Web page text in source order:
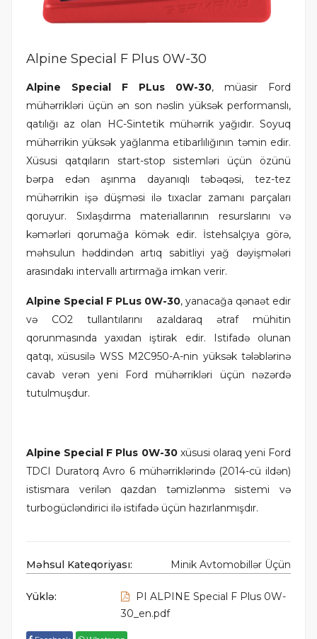
Alpine Special F Plus 0W-30
Alpine Special F PLus 0W-30, müasir Ford
mühərrikləri üçün ən son nəslin yüksək performanslı,
qatılığı az olan HC-Sintetik mühərrik yağıdır. Soyuq
mühərrikin yüksək yağlanma etibarlılığının təmin edir.
Xüsusi qatqıların start-stop sistemləri üçün özünü
bərpa edən aşınma dayanıqlı təbəqəsi, tez-tez
mühərrikin işə düşməsi ilə tıxaclar zamanı parçaları
qoruyur. Sıxlaşdırma materiallarının resurslarını və
kəmərləri qorumağa kömək edir. İstehsalçıya görə,
məhsulun həddindən artıq sabitliyi yağ dəyişmələri
arasındakı intervallı artırmağa imkan verir.
Alpine Special F PLus 0W-30, yanacağa qənaət edir
və CO2 tullantılarını azaldaraq ətraf mühitin
qorunmasında yaxıdan iştirak edir. Istifadə olunan
qatqı, xüsusilə WSS M2C950-A-nin yüksək tələblərinə
cavab verən yeni Ford mühərrikləri üçün nəzərdə
tutulmuşdur.
Alpine Special F Plus 0W-30xüsusi olaraq yeni Ford
TDCI Duratorq Avro 6 mühərriklərində (2014-cü ildən)
istismara verilən qazdan təmizlənmə sistemi və
turbogücləndirici ilə istifadə üçün hazırlanmışdır.
Məhsul Kateqoriyası: Minik Avtomobillər Üçün
Yüklə:
PI ALPINE Special F Plus 0W-
30_en.pdf